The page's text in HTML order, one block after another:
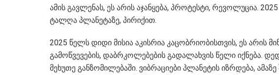
ამის გავლენას, ეს არის აჯანყება, პროტესტი, რევოლუცია.
ტალღა პლანეტაზე, პირიქით.
2025 წელს დიდი მისია აკისრია კაცობრიობისთვის, ეს არის
გამოწვევების, დაბრკოლებების გადალახვის წელი იქნება.
მეხუთე განზომილებაში. ვიბრაციები პლანეტის იზრდება,